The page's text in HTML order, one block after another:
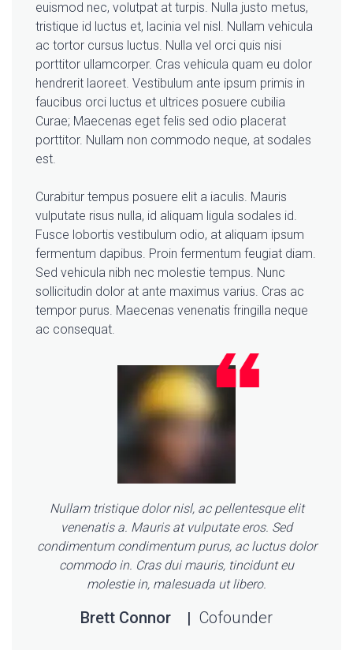
euismod nec, volutpat at turpis. Nulla justo metus,
tristique id luctus et, lacinia vel nisl. Nullam vehicula
ac tortor cursus luctus. Nulla vel orci quis nisi
porttitor ullamcorper. Cras vehicula quam eu dolor
hendrerit laoreet. Vestibulum ante ipsum primis in
faucibus orci luctus et ultrices posuere cubilia
Curae; Maecenas eget felis sed odio placerat
porttitor. Nullam non commodo neque, at sodales
est.
Curabitur tempus posuere elit a iaculis. Mauris
vulputate risus nulla, id aliquam ligula sodales id.
Fusce lobortis vestibulum odio, at aliquam ipsum
fermentum dapibus. Proin fermentum feugiat diam.
Sed vehicula nibh nec molestie tempus. Nunc
sollicitudin dolor at ante maximus varius. Cras ac
tempor purus. Maecenas venenatis fringilla neque
ac consequat.
Nullam tristique dolor nisl, ac pellentesque elit
venenatis a. Mauris at vulputate eros. Sed
condimentum condimentum purus, ac luctus dolor
commodo in. Cras dui mauris, tincidunt eu
molestie in, malesuada ut libero.
Brett Connor Cofounder